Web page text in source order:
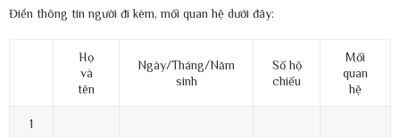
Điền thông tin người đi kèm, mối quan hệ dưới đây:
Họ
và
tên
Ngày/Tháng/Năm
sinh
Số hộ
chiếu
Mối
quan
hệ
1